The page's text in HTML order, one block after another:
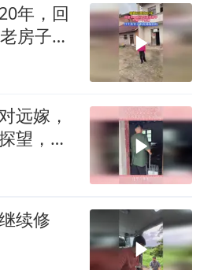
年，回
房子，
远嫁，
望，所
续修